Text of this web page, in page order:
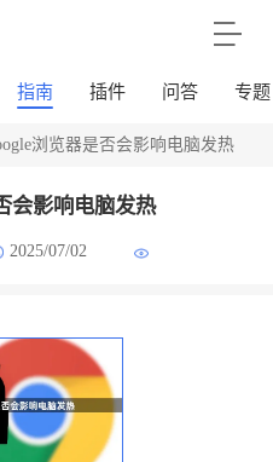
指南 插件 问答 专题
浏览器是否会影响电脑发热
会影响电脑发热
2025/07/02